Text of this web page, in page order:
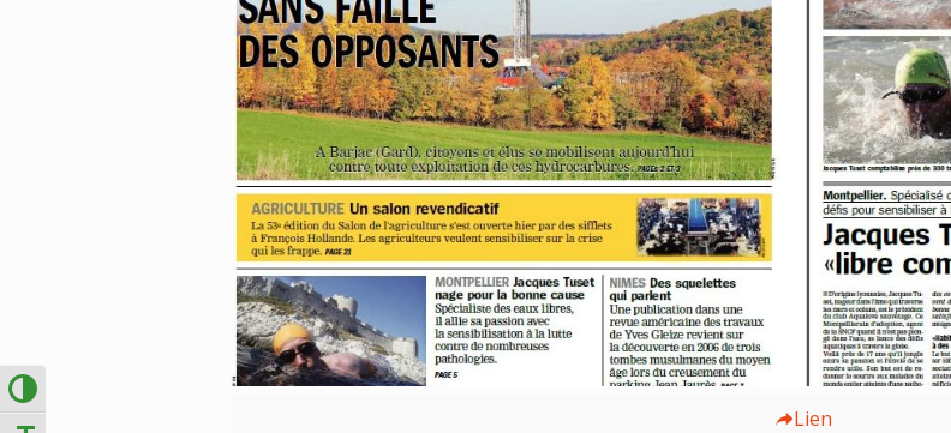
Passer en contraste élevé
Lien